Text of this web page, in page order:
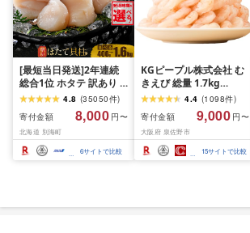
[最短当日発送]2年連続
総合1位 ホタテ 訳あり (
ふるさと納税 ほたて ふ
るさと納税 訳あり 帆立
ふるさと わけあり ホタ
テ貝柱 貝 人気 不揃い 刺
身 規格外 魚介 ランキン
グ 海鮮 冷凍 発送時期が
4.8 (35050件)
寄付金額
8,000 円〜
北海道 別海町
6サイトで比較
KGピープル株式会社 む
きえび 総量 1.7kg
(850g×2P) 特大 5Lサイ
ズ バナメイエビ バラ凍
結 下処理不要 サイズ不
揃い 訳あり
4.4 (1098件)
寄付金額
9,000 円〜
大阪府 泉佐野市
15サイトで比較